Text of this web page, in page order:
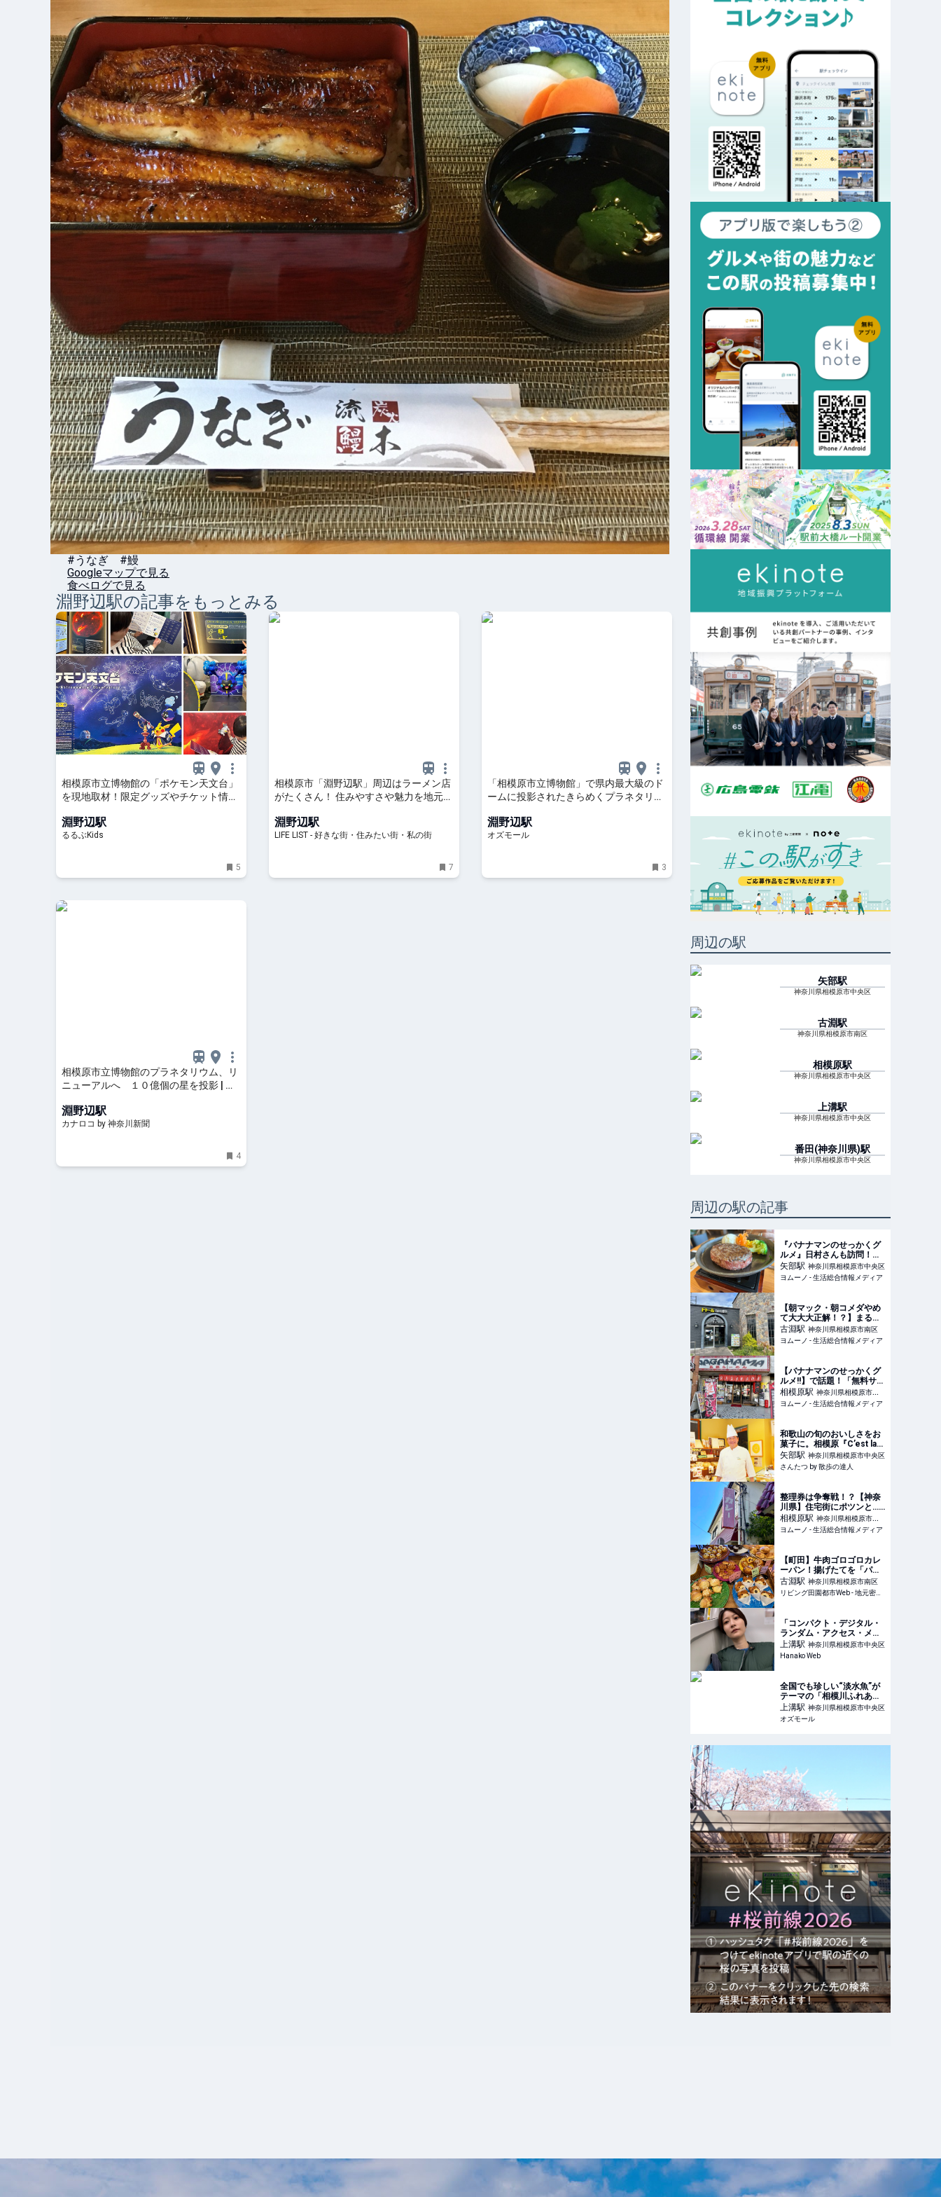
#うなぎ #鰻
Googleマップで見る
食べログで見る
淵野辺駅の記事をもっとみる
相模原市立博物館の「ポケモン天文台」
を現地取材！限定グッズやチケット情報
淵野辺駅
るるぶKids
5
相模原市「淵野辺駅」周辺はラーメン店
がたくさん！ 住みやすさや魅力を地元住
みたい街・私の街
淵野辺駅
LIFE LIST - 好きな街・住みたい街・私の街
7
「相模原市立博物館」で県内最大級のド
ームに投影されたきらめくプラネタリウ
淵野辺駅
オズモール
3
相模原市立博物館のプラネタリウム、リ
ニューアルへ １０億個の星を投影 | カ
淵野辺駅
カナロコ by 神奈川新聞
4
周辺の駅
矢部駅
神奈川県相模原市中央区
古淵駅
神奈川県相模原市南区
相模原駅
神奈川県相模原市中央区
上溝駅
神奈川県相模原市中央区
番田(神奈川県)駅
神奈川県相模原市中央区
周辺の駅の記事
『バナナマンのせっかくグ
ルメ』日村さんも訪問！思
わず「え…？」無料でいい
の!?【神奈川・相模原の超
人気店】「至福」「とろけ
矢部駅 神奈川県相模原市中央区
ヨムーノ - 生活総合情報メディア
【朝マック・朝コメダやめ
て大大大正解！？】まるで
老舗ホテル→「モーニング
550円〜!?」「ん？なんか違
くね？」あのチェーン店“豪
古淵駅 神奈川県相模原市南区
ヨムーノ - 生活総合情報メディア
【バナナマンのせっかくグ
ルメ!!】で話題！「無料サー
ビスも充実」「箸が止まら
ん〜!!」期待を遥かに超えた
激ウマ店 | ヨムーノ
相模原駅 神奈川県相模原市中
央区
ヨムーノ - 生活総合情報メディア
和歌山の旬のおいしさをお
菓子に。相模原『C’est la
Saison!』清水康生さん【上
京店主のふるさと噺】｜さ
んたつ by 散歩の達人
矢部駅 神奈川県相模原市中央区
さんたつ by 散歩の達人
整理券は争奪戦！？【神奈
川県】住宅街にポツンと…
まさに"幻"「駅から20分で
も行列」の超人気店！公式
Xで“当日の情報収集”せよ |
相模原駅 神奈川県相模原市中
央区
ヨムーノ - 生活総合情報メディア
【町田】牛肉ゴロゴロカレ
ーパン！揚げたてを「パン
パティ」のテラスで♪
古淵駅 神奈川県相模原市南区
リビング田園都市Web - 地元密着！ たまプラーザ、あざみ野、青葉台、港北ニュータウンほかのグルメ、イベント、お出かけ、習い事情報
「コンパクト・デジタル・
ランダム・アクセス・メモ
リー」――中古GRⅢxを片
手に相模原・光と緑の美術
上溝駅 神奈川県相模原市中央区
Hanako Web
全国でも珍しい“淡水魚”が
テーマの「相模川ふれあい
科学館 アクアリウムさがみ
はら」。魚の餌付け体験も
上溝駅 神奈川県相模原市中央区
オズモール